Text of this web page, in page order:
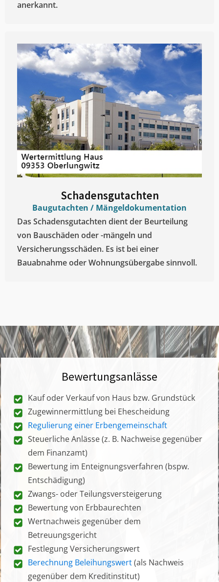
anerkannt.
Schadensgutachten
Baugutachten / Mängeldokumentation
Das Schadensgutachten dient der Beurteilung
von Bauschäden oder -mängeln und
Versicherungsschäden. Es ist bei einer
Bauabnahme oder Wohnungsübergabe sinnvoll.
Bewertungsanlässe
Kauf oder Verkauf von Haus bzw. Grundstück
Zugewinnermittlung bei Ehescheidung
Regulierung einer Erbengemeinschaft
Steuerliche Anlässe (z. B. Nachweise gegenüber
dem Finanzamt)
Bewertung im Enteignungsverfahren (bspw.
Entschädigung)
Zwangs- oder Teilungsversteigerung
Bewertung von Erbbaurechten
Wertnachweis gegenüber dem
Betreuungsgericht
Festlegung Versicherungswert
Berechnung Beleihungswert(als Nachweis
gegenüber dem Kreditinstitut)